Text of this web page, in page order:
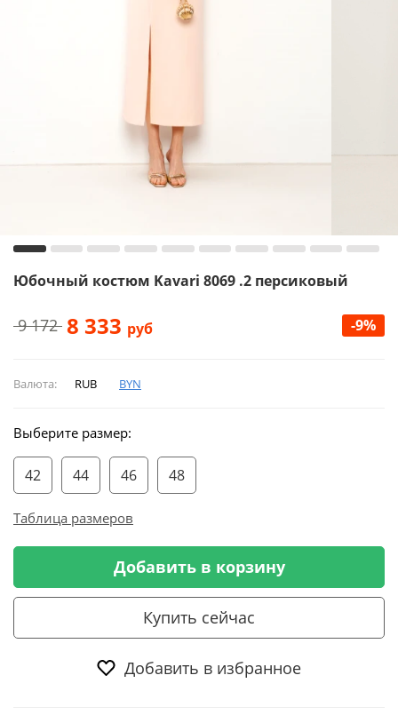
Юбочный костюм Kavari 8069 .2 персиковый
9 172 8 333 руб -9%
Валюта: RUB BYN
Выберите размер:
42 44 46 48
Таблица размеров
Добавить в корзину
Купить сейчас
Добавить в избранное